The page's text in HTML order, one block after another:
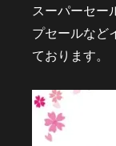
スーパーセー
プセールなど
ております。